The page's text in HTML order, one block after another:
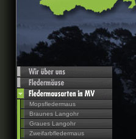
Mopsfledermaus
Braunes Langohr
Graues Langohr
Zweifarbfledermaus